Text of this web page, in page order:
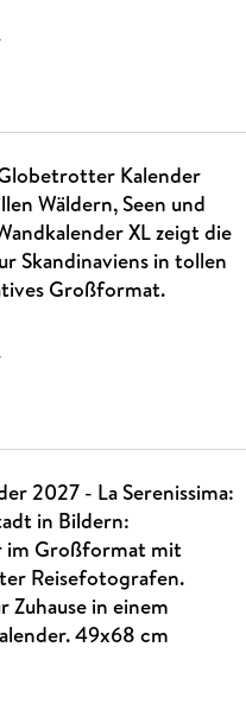
Kalender
Wäldern, Seen und
XL zeigt die
Skandinaviens in tollen
Großformat.
2027 - La Serenissima:
in Bildern:
im Großformat mit
Reisefotografen.
Zuhause in einem
49x68 cm